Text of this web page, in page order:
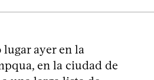
ayer en la
en la ciudad de